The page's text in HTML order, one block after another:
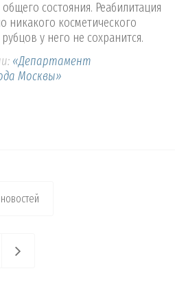
состояния. Реабилитация
никакого косметического
у него не сохранится.
«Департамент
Москвы»